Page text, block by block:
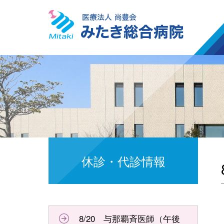
休診・代診情報
8/20 与那覇斉医師（午後